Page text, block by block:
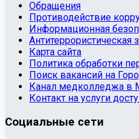
Обращения
Противодействие
Информационная
Антитеррористическая
Карта сайта
Политика обработки
Поиск вакансий на
Канал медколледжа в
Контакт на услуги
Социальные сети